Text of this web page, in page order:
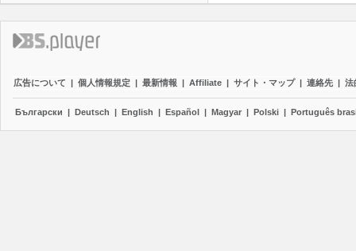
広告について | 個人情報規定 | 最新情報 | Affiliate | サイト・マップ | 連絡先 | 法
Български | Deutsch | English | Español | Magyar | Polski | Português